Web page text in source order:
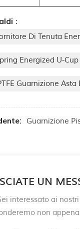
:
Di Tenuta
Energized U-
Guarnizione
Guarnizione
UN
interessato ai
non